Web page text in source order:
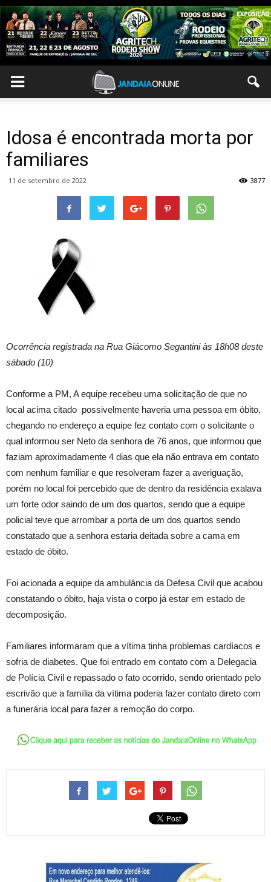
Idosa é encontrada morta por
familiares
11 de setembro de 2022 3877
Ocorrência registrada na Rua Giácomo Segantini às 18h08 deste
sábado (10)
Conforme a PM, A equipe recebeu uma solicitação de que no
local acima citado possivelmente haveria uma pessoa em óbito,
chegando no endereço a equipe fez contato com o solicitante o
qual informou ser Neto da senhora de 76 anos, que informou que
faziam aproximadamente 4 dias que ela não entrava em contato
com nenhum familiar e que resolveram fazer a averiguação,
porém no local foi percebido que de dentro da residência exalava
um forte odor saindo de um dos quartos, sendo que a equipe
policial teve que arrombar a porta de um dos quartos sendo
constatado que a senhora estaria deitada sobre a cama em
estado de óbito.
Foi acionada a equipe da ambulância da Defesa Civil que acabou
constatando o óbito, haja vista o corpo já estar em estado de
decomposição.
Familiares informaram que a vítima tinha problemas cardíacos e
sofria de diabetes. Que foi entrado em contato com a Delegacia
de Polícia Civil e repassado o fato ocorrido, sendo orientado pelo
escrivão que a família da vítima poderia fazer contato direto com
a funerária local para fazer a remoção do corpo.